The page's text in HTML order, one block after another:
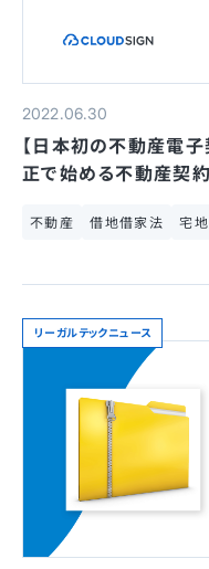
2022.06.30
【日本初の不動産電
正で始める不動産契約
不動産 借地借家法 宅
リーガルテックニュース